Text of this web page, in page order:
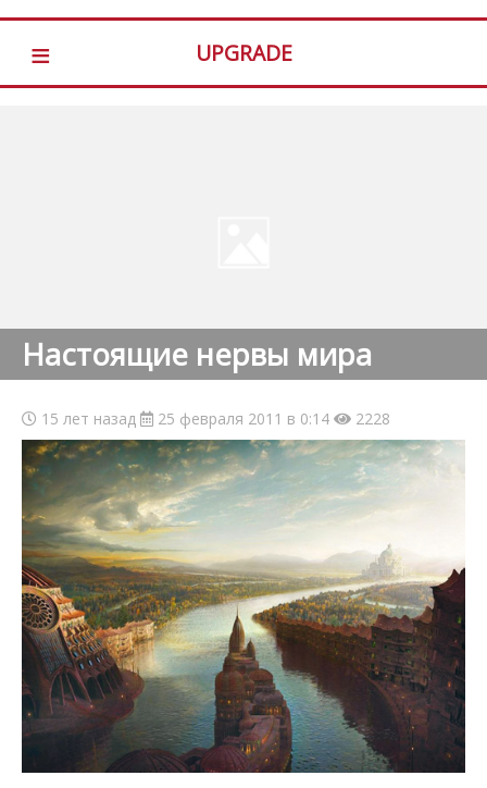
≡ UPGRADE
Настоящие нервы мира
15 лет назад 25 февраля 2011 в 0:14 2228